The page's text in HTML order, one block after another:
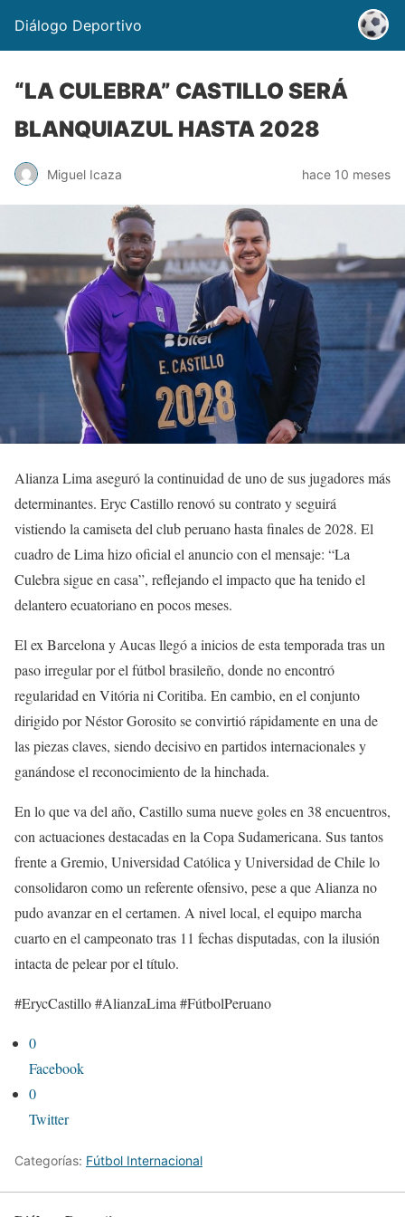
Diálogo Deportivo
“LA CULEBRA” CASTILLO SERÁ
BLANQUIAZUL HASTA 2028
Miguel Icaza hace 10 meses
Alianza Lima aseguró la continuidad de uno de sus jugadores más
determinantes. Eryc Castillo renovó su contrato y seguirá
vistiendo la camiseta del club peruano hasta finales de 2028. El
cuadro de Lima hizo oficial el anuncio con el mensaje: “La
Culebra sigue en casa”, reflejando el impacto que ha tenido el
delantero ecuatoriano en pocos meses.
El ex Barcelona y Aucas llegó a inicios de esta temporada tras un
paso irregular por el fútbol brasileño, donde no encontró
regularidad en Vitória ni Coritiba. En cambio, en el conjunto
dirigido por Néstor Gorosito se convirtió rápidamente en una de
las piezas claves, siendo decisivo en partidos internacionales y
ganándose el reconocimiento de la hinchada.
En lo que va del año, Castillo suma nueve goles en 38 encuentros,
con actuaciones destacadas en la Copa Sudamericana. Sus tantos
frente a Gremio, Universidad Católica y Universidad de Chile lo
consolidaron como un referente ofensivo, pese a que Alianza no
pudo avanzar en el certamen. A nivel local, el equipo marcha
cuarto en el campeonato tras 11 fechas disputadas, con la ilusión
intacta de pelear por el título.
#ErycCastillo #AlianzaLima #FútbolPeruano
0
Facebook
0
Twitter
Categorías: Fútbol Internacional